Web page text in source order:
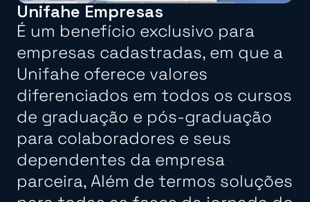
Unifahe Empresas
É um benefício exclusivo para
empresas cadastradas, em que a
Unifahe oferece valores
diferenciados em todos os cursos
de graduação e pós-graduação
para colaboradores e seus
dependentes da empresa
parceira, Além de termos soluções